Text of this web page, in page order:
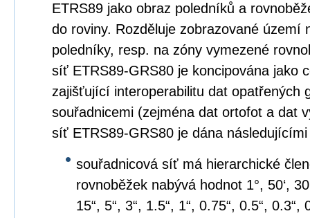
ETRS89 jako obraz poledníků a
do roviny. Rozděluje zobrazované území
poledníky, resp. na zóny vymezené
síť ETRS89-GRS80 je koncipována jako
zajišťující interoperabilitu dat opatřených
souřadnicemi (zejména dat ortofot a dat
síť ETRS89-GRS80 je dána
souřadnicová síť má hierarchické
rovnoběžek nabývá hodnot 1°, 50‘,
15“, 5“, 3“, 1.5“, 1“, 0.75“, 0.5“, 0.3“,